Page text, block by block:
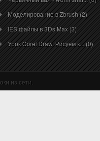
Моделирование в Zbrush (2)
IES файлы в 3Ds Max (3)
Урок Corel Draw. Рисуем к... (0)
из сети.